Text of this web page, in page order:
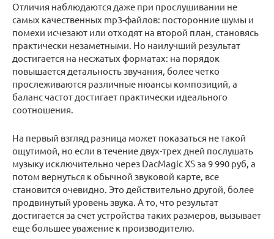
Отличия наблюдаются даже при прослушивании не
самых качественных mp3-файлов: посторонние шумы и
помехи исчезают или отходят на второй план, становясь
практически незаметными. Но наилучший результат
достигается на несжатых форматах: на порядок
повышается детальность звучания, более четко
прослеживаются различные нюансы композиций, а
баланс частот достигает практически идеального
соотношения.
На первый взгляд разница может показаться не такой
ощутимой, но если в течение двух-трех дней послушать
музыку исключительно через DacMagic XS за 9 990 руб, а
потом вернуться к обычной звуковой карте, все
становится очевидно. Это действительно другой, более
продвинутый уровень звука. А то, что результат
достигается за счет устройства таких размеров, вызывает
еще большее уважение к производителю.